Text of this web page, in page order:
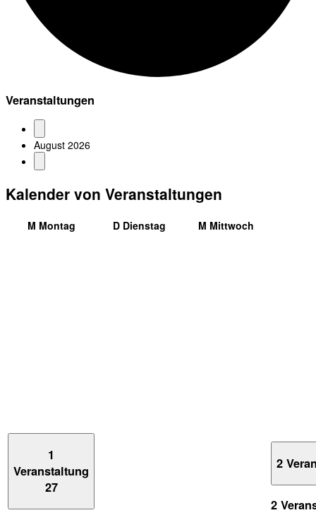
Veranstaltungen
August 2026
Kalender von Veranstaltungen
M Montag D Dienstag M Mittwoch
1
Veranstaltung
27
2
2